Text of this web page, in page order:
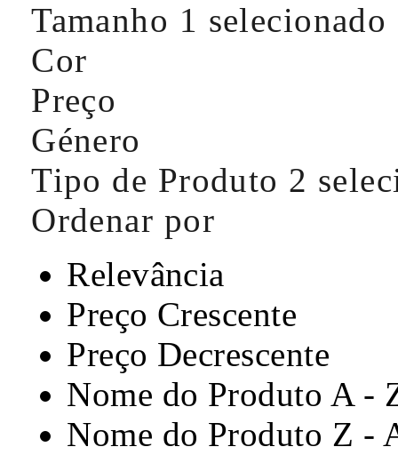
Tamanho 1 selecionado
Cor
Preço
Género
Tipo de Produto 2
Ordenar por
Relevância
Preço Crescente
Preço Decrescente
Nome do Produto A -
Nome do Produto Z -